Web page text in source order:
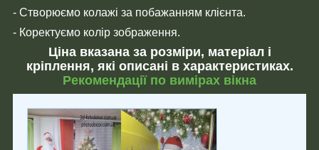
- Створюємо колажі за побажанням клієнта.
- Коректуємо колір зображення.
Ціна вказана за розміри, матеріал і
кріплення, які описані в характеристиках.
Рекомендації по вимірах вікна